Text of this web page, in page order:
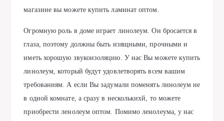
магазине вы можете купить ламинат оптом.
Огромную роль в доме играет линолеум. Он бросается в
глаза, поэтому должны быть изящными, прочными и
иметь хорошую звукоизоляцию. У нас Вы можете купить
линолеум, который будут удовлетворять всем вашим
требованиям. А если Вы задумали поменять линолеум не
в одной комнате, а сразу в несколькихй, то можете
приобрести ленолеум оптом. Помимо ленолеума, у нас